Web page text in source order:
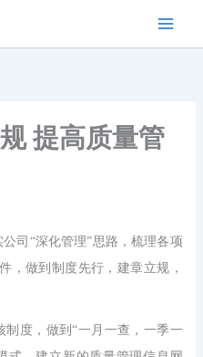
提高质量管
司“深化管理”思路，梳理各项
，做到制度先行，建章立规，
制度，做到“一月一查，一季一